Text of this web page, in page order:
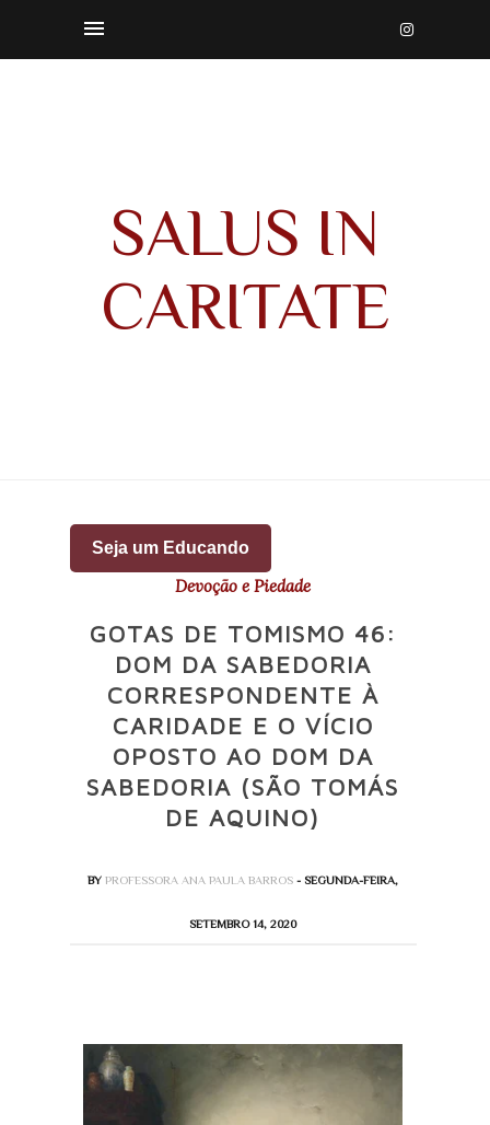
SALUS IN
CARITATE
Seja um Educando
Devoção e Piedade
GOTAS DE TOMISMO 46:
DOM DA SABEDORIA
CORRESPONDENTE À
CARIDADE E O VÍCIO
OPOSTO AO DOM DA
SABEDORIA (SÃO TOMÁS
DE AQUINO)
BYPROFESSORA ANA PAULA BARROS- SEGUNDA-FEIRA,
SETEMBRO 14, 2020